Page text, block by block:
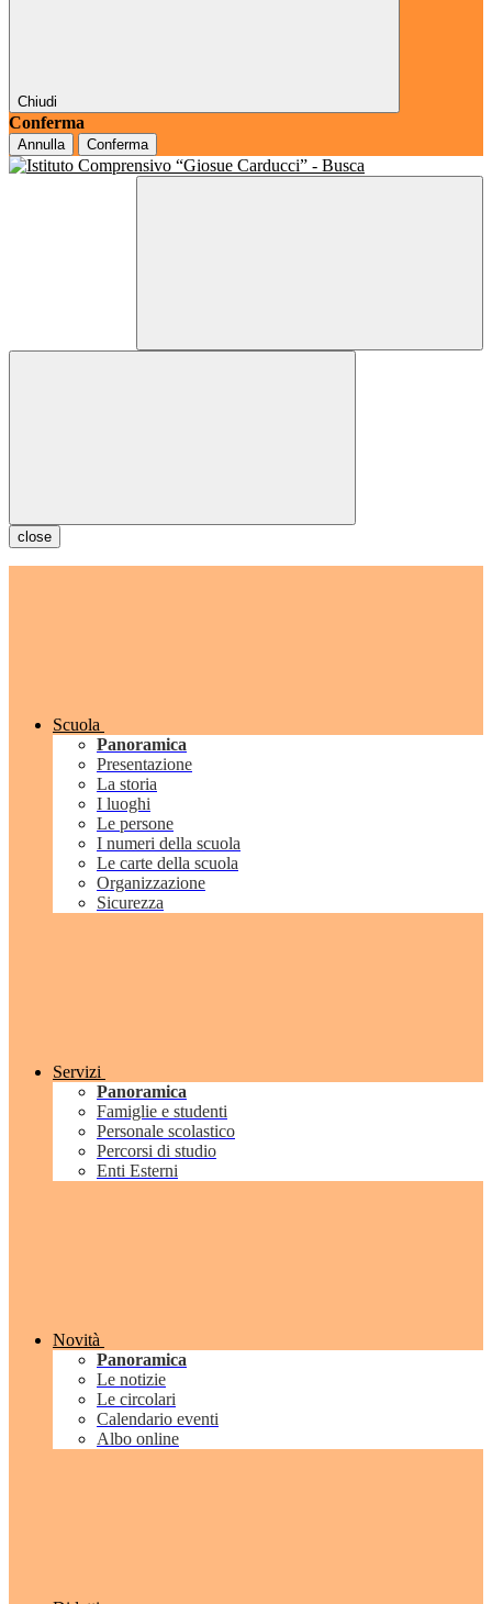
Chiudi
Conferma
Annulla Conferma
close
Scuola
Panoramica
Presentazione
La storia
I luoghi
Le persone
I numeri della scuola
Le carte della scuola
Organizzazione
Sicurezza
Servizi
Panoramica
Famiglie e studenti
Personale scolastico
Percorsi di studio
Enti Esterni
Novità
Panoramica
Le notizie
Le circolari
Calendario eventi
Albo online